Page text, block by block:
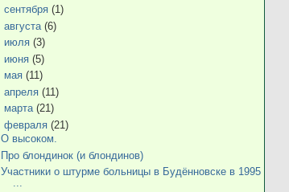
сентября (1)
августа (6)
июля (3)
июня (5)
мая (11)
апреля (11)
марта (21)
февраля (21)
О высоком.
Про блондинок (и блондинов)
Участники о штурме больницы в Будённовске в 1995
...